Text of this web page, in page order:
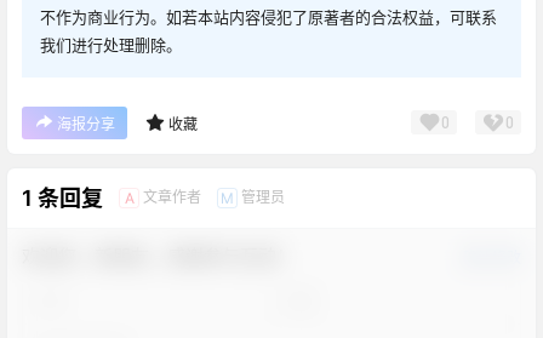
不作为商业行为。如若本站内容侵犯了原著者的合法权益，可联系
我们进行处理删除。
海报分享 收藏 0 0
1 条回复 A 文章作者 M 管理员